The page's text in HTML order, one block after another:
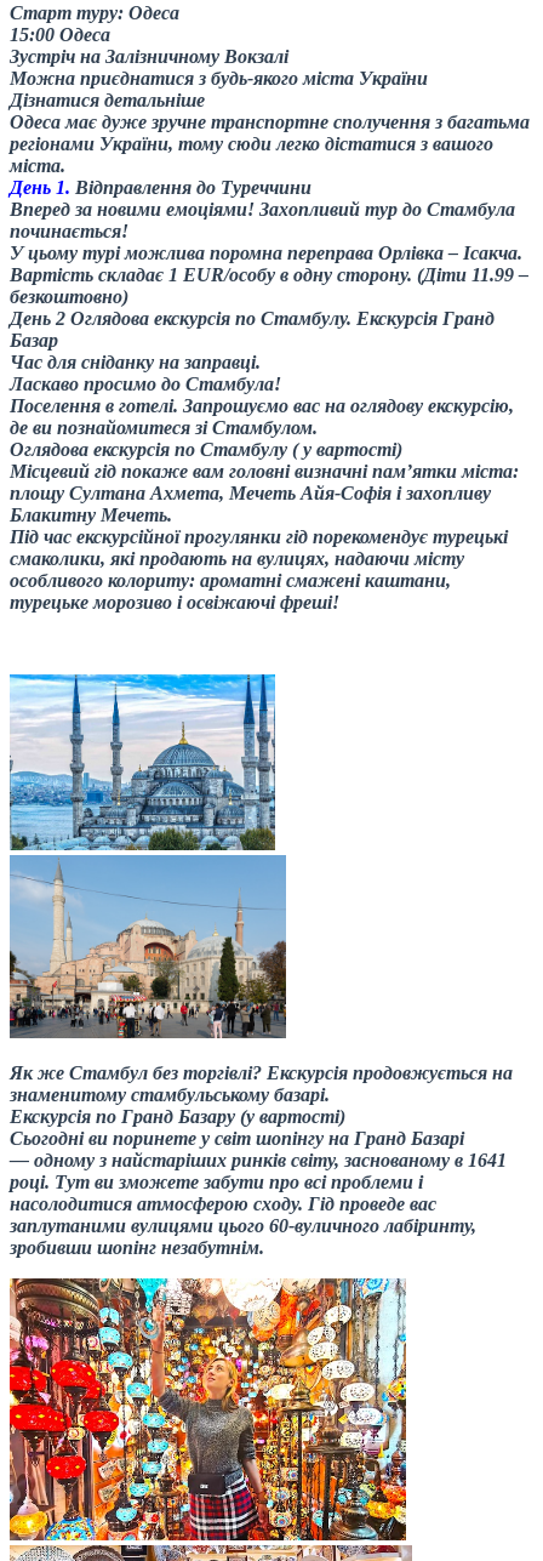
Старт туру: Одеса
15:00 Одеса
Зустріч на Залізничному Вокзалі
Можна приєднатися з будь-якого міста України
Дізнатися детальніше
Одеса має дуже зручне транспортне сполучення з багатьма
регіонами України, тому сюди легко дістатися з вашого
міста.
День 1. Відправлення до Туреччини
Вперед за новими емоціями! Захопливий тур до Стамбула
починається!
У цьому турі можлива поромна переправа Орлівка – Ісакча.
Вартість складає 1 EUR/особу в одну сторону. (Діти 11.99 –
безкоштовно)
День 2 Оглядова екскурсія по Стамбулу. Екскурсія Гранд
Базар
Час для сніданку на заправці.
Ласкаво просимо до Стамбула!
Поселення в готелі. Запрошуємо вас на оглядову екскурсію,
де ви познайомитеся зі Стамбулом.
Оглядова екскурсія по Стамбулу ( у вартості)
Місцевий гід покаже вам головні визначні пам’ятки міста:
площу Султана Ахмета, Мечеть Айя-Софія і захопливу
Блакитну Мечеть.
Під час екскурсійної прогулянки гід порекомендує турецькі
смаколики, які продають на вулицях, надаючи місту
особливого колориту: ароматні смажені каштани,
турецьке морозиво і освіжаючі фреші!
Як же Стамбул без торгівлі? Екскурсія продовжується на
знаменитому стамбульському базарі.
Екскурсія по Гранд Базару (у вартості)
Сьогодні ви поринете у світ шопінгу на Гранд Базарі
— одному з найстаріших ринків світу, заснованому в 1641
році. Тут ви зможете забути про всі проблеми і
насолодитися атмосферою сходу. Гід проведе вас
заплутаними вулицями цього 60-вуличного лабіринту,
зробивши шопінг незабутнім.